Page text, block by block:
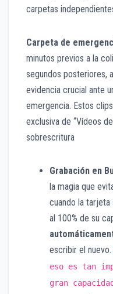
carpetas
Carpeta de
minutos previos a la
segundos posteriores,
evidencia crucial ante
emergencia. Estos
exclusiva de “Vídeos
sobrescritura
Grabación en
la magia que
cuando la tarjeta
al 100% de su
escribir el nuevo.
eso es tan
gran